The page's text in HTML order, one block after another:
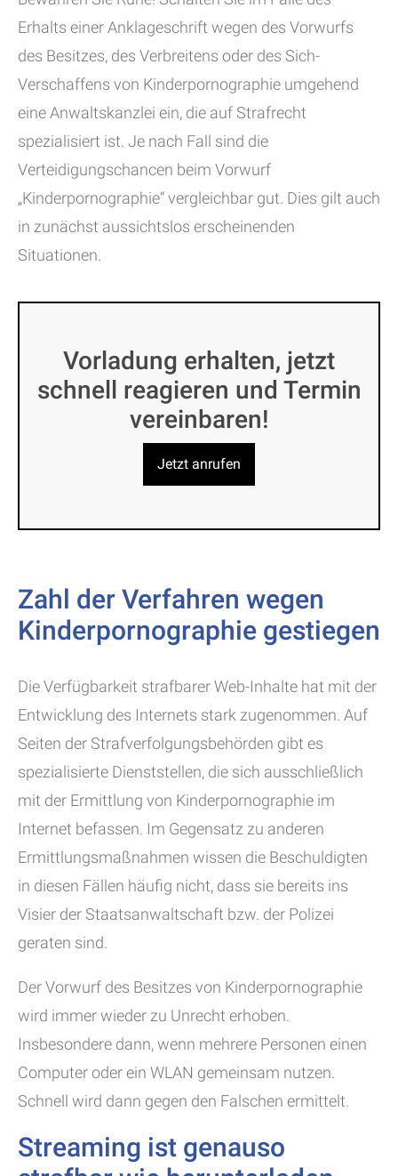
Erhalts einer Anklageschrift wegen des Vorwurfs
des Besitzes, des Verbreitens oder des Sich-
Verschaffens von Kinderpornographie umgehend
eine Anwaltskanzlei ein, die auf Strafrecht
spezialisiert ist. Je nach Fall sind die
Verteidigungschancen beim Vorwurf
„Kinderpornographie“ vergleichbar gut. Dies gilt auch
in zunächst aussichtslos erscheinenden
Situationen.
Vorladung erhalten, jetzt
schnell reagieren und Termin
vereinbaren!
Jetzt anrufen
Zahl der Verfahren wegen
Kinderpornographie gestiegen
Die Verfügbarkeit strafbarer Web-Inhalte hat mit der
Entwicklung des Internets stark zugenommen. Auf
Seiten der Strafverfolgungsbehörden gibt es
spezialisierte Dienststellen, die sich ausschließlich
mit der Ermittlung von Kinderpornographie im
Internet befassen. Im Gegensatz zu anderen
Ermittlungsmaßnahmen wissen die Beschuldigten
in diesen Fällen häufig nicht, dass sie bereits ins
Visier der Staatsanwaltschaft bzw. der Polizei
geraten sind.
Der Vorwurf des Besitzes von Kinderpornographie
wird immer wieder zu Unrecht erhoben.
Insbesondere dann, wenn mehrere Personen einen
Computer oder ein WLAN gemeinsam nutzen.
Schnell wird dann gegen den Falschen ermittelt.
Streaming ist genauso